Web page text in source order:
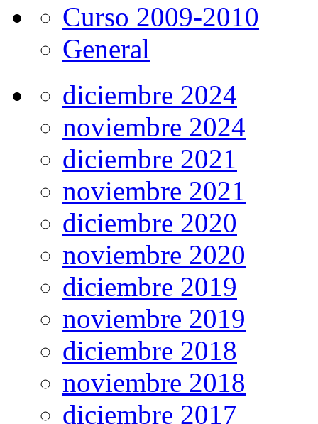
Curso 2009-2010
General
diciembre 2024
noviembre 2024
diciembre 2021
noviembre 2021
diciembre 2020
noviembre 2020
diciembre 2019
noviembre 2019
diciembre 2018
noviembre 2018
diciembre 2017